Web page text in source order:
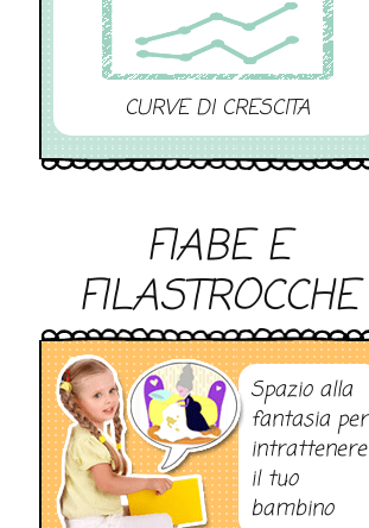
CURVE DI CRESCITA
FIABE E
FILASTROCCHE
Spazio alla
fantasia per
intrattenere
il tuo
bambino